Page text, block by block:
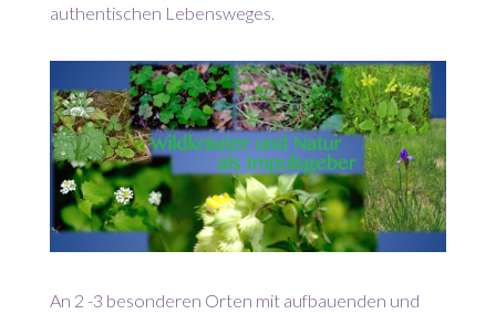
authentischen Lebensweges.
An 2 -3 besonderen Orten mit aufbauenden und